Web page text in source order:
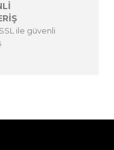
ile güvenli